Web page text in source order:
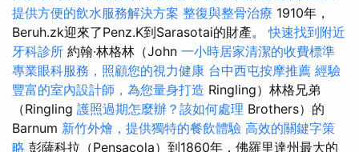
提供方便的飲水服務解決方案 整復與整骨治療 1910年，
Beruh.zk迎來了Penz.K到Sarasotai的財產。快速找到附近
牙科診所 約翰·林格林（John 一小時居家清潔的收費標準
專業眼科服務，照顧您的視力健康 台中西屯按摩推薦 經驗
豐富的室內設計師，為您量身打造 Ringling）林格兄弟
（Ringling 護照過期怎麼辦？該如何處理 Brothers）的
Barnum 新竹外燴，提供獨特的餐飲體驗 高效的關鍵字策
略 彭薩科拉（Pensacola）到1860年，佛羅里達州最大的